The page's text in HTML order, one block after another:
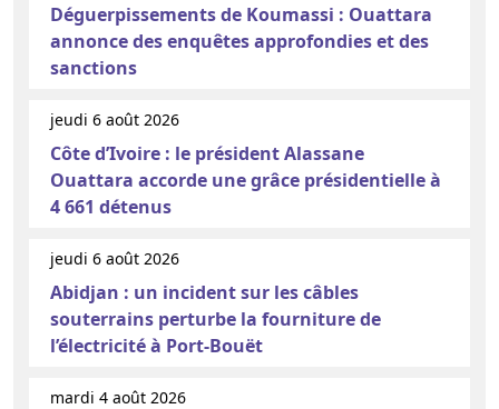
Déguerpissements de Koumassi : Ouattara
annonce des enquêtes approfondies et des
sanctions
jeudi 6 août 2026
Côte d’Ivoire : le président Alassane
Ouattara accorde une grâce présidentielle à
4 661 détenus
jeudi 6 août 2026
Abidjan : un incident sur les câbles
souterrains perturbe la fourniture de
l’électricité à Port-Bouët
mardi 4 août 2026